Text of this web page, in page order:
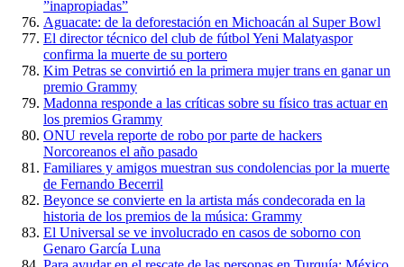
”inapropiadas”
Aguacate: de la deforestación en Michoacán al Super Bowl
El director técnico del club de fútbol Yeni Malatyaspor
confirma la muerte de su portero
Kim Petras se convirtió en la primera mujer trans en ganar un
premio Grammy
Madonna responde a las críticas sobre su físico tras actuar en
los premios Grammy
ONU revela reporte de robo por parte de hackers
Norcoreanos el año pasado
Familiares y amigos muestran sus condolencias por la muerte
de Fernando Becerril
Beyonce se convierte en la artista más condecorada en la
historia de los premios de la música: Grammy
El Universal se ve involucrado en casos de soborno con
Genaro García Luna